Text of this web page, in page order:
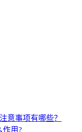
意事项有哪些？
作用?